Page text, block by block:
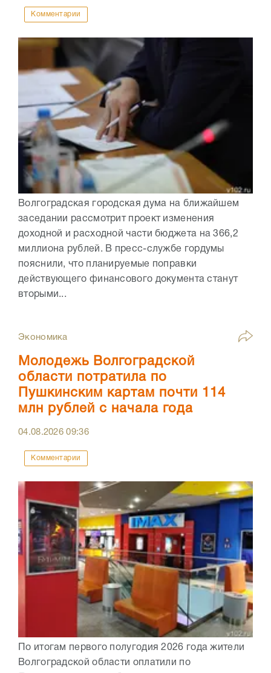
Комментарии
Волгоградская городская дума на ближайшем
заседании рассмотрит проект изменения
доходной и расходной части бюджета на 366,2
миллиона рублей. В пресс-службе гордумы
пояснили, что планируемые поправки
действующего финансового документа станут
вторыми...
Экономика
Молодежь Волгоградской
области потратила по
Пушкинским картам почти 114
млн рублей с начала года
04.08.202609:36
Комментарии
По итогам первого полугодия 2026 года жители
Волгоградской области оплатили по